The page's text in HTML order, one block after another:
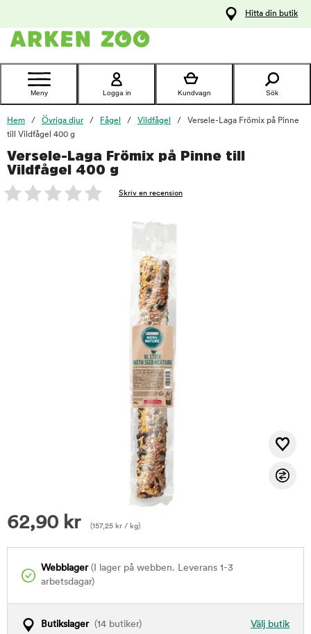
Kontakta
Hitta din butik
Meny Logga in Kundvagn Sök
Hem Övriga djur Fågel Vildfågel
Versele-Laga Frömix på Pinne
till Vildfågel 400 g
Versele-Laga Frömix på Pinne till
Vildfågel 400 g
Skriv en recension
62,90 kr (157,25 kr / kg)
Webblager(I lager på webben. Leverans 1-3
arbetsdagar)
Välj butik
Butikslager(14 butiker)
foo